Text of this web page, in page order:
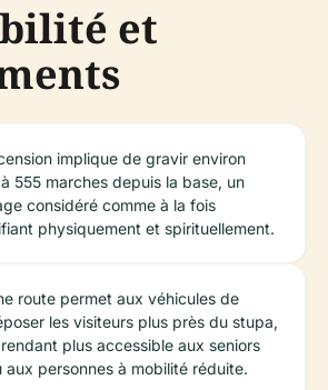
et
implique de gravir environ
555 marches depuis la base, un
considéré comme à la fois
physiquement et spirituellement.
route permet aux véhicules de
les visiteurs plus près du stupa,
plus accessible aux seniors
aux personnes à mobilité réduite.